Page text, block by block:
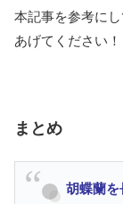
本記事を参考に
あげてください！
まとめ
胡蝶蘭を